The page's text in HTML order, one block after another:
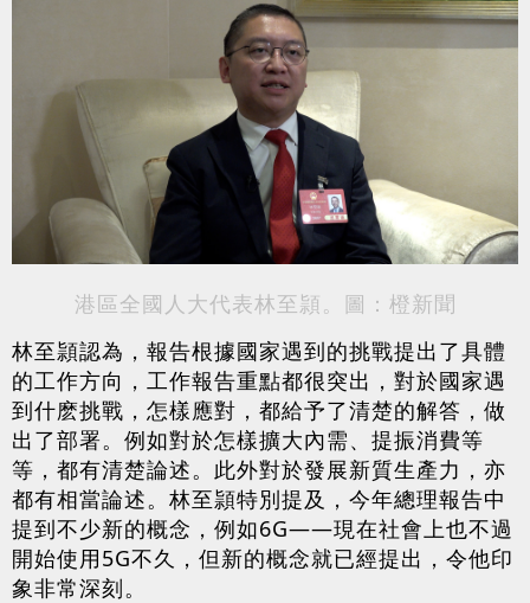
港區全國人大代表林至頴。圖：橙新聞
林至頴認為，報告根據國家遇到的挑戰提出了具體
的工作方向，工作報告重點都很突出，對於國家遇
到什麽挑戰，怎樣應對，都給予了清楚的解答，做
出了部署。例如對於怎樣擴大內需、提振消費等
等，都有清楚論述。此外對於發展新質生產力，亦
都有相當論述。林至頴特別提及，今年總理報告中
提到不少新的概念，例如6G——現在社會上也不過
開始使用5G不久，但新的概念就已經提出，令他印
象非常深刻。